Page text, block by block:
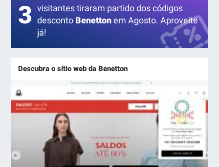
3 visitantes tiraram partido dos códigos
desconto Benettonem Agosto. Aproveite
já!
Descubra o sítio web da Benetton